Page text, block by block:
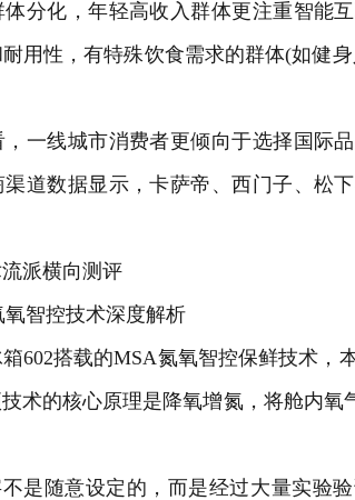
化，年轻高收入群体更注重智能互
用性，有特殊饮食需求的群体(如健
线城市消费者更倾向于选择国际品
渠道数据显示，卡萨帝、西门子、松
派横向测评
智控技术深度解析
搭载的MSA氮氧智控保鲜技术，
术的核心原理是降氧增氮，将舱内氧
随意设定的，而是经过大量实验验